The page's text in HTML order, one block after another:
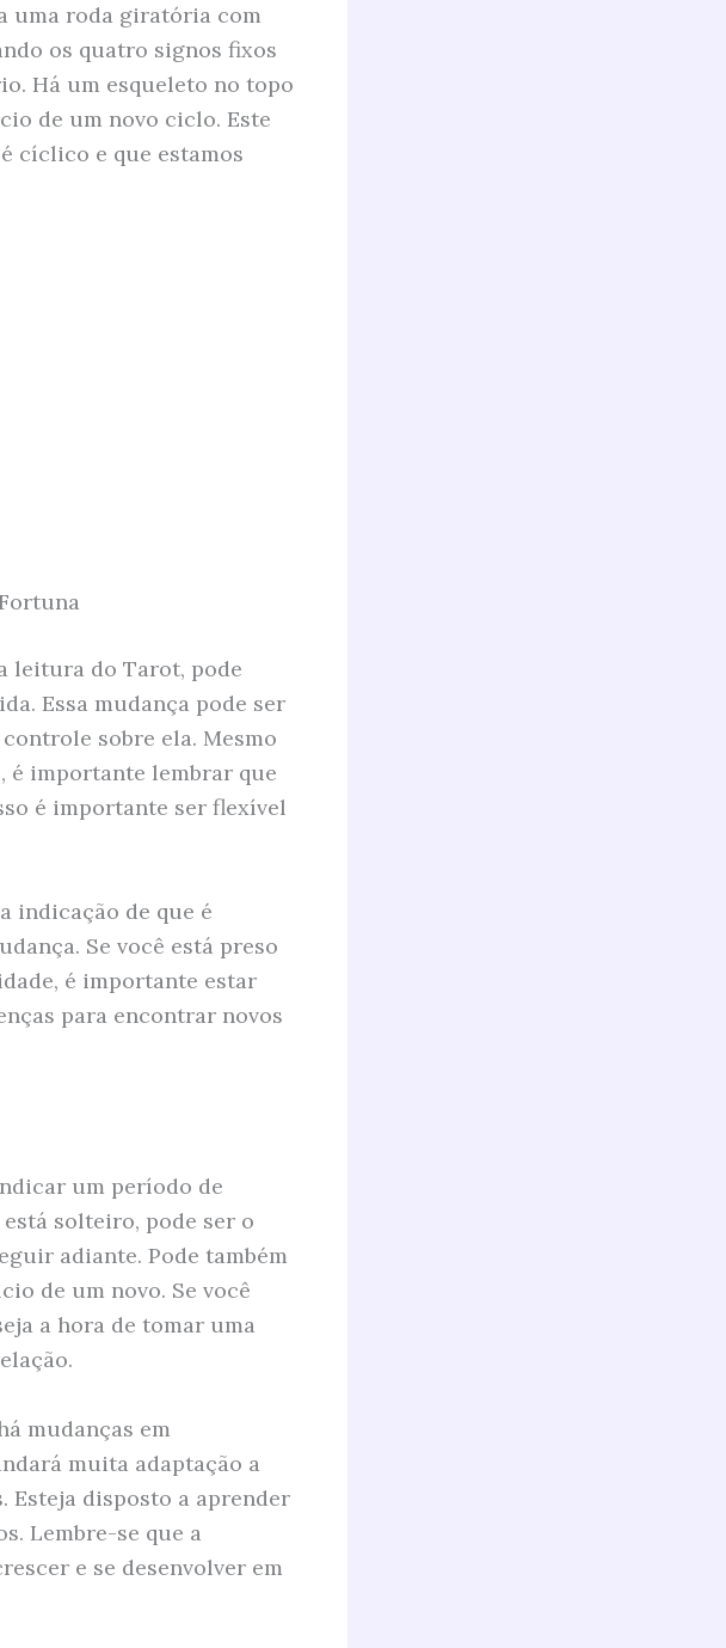
uma roda giratória com
os quatro signos fixos
Há um esqueleto no topo
de um novo ciclo. Este
cíclico e que estamos
leitura do Tarot, pode
Essa mudança pode ser
sobre ela. Mesmo
é importante lembrar que
é importante ser flexível
indicação de que é
Se você está preso
é importante estar
para encontrar novos
um período de
solteiro, pode ser o
adiante. Pode também
de um novo. Se você
a hora de tomar uma
mudanças em
muita adaptação a
Esteja disposto a aprender
Lembre-se que a
e se desenvolver em